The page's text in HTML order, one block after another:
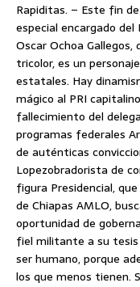
Rapiditas. – Este fin
especial encargado
Oscar Ochoa
tricolor, es un
estatales. Hay
mágico al PRI
fallecimiento del
programas federales
de auténticas
Lopezobradorista de
figura Presidencial,
de Chiapas AMLO,
oportunidad de
fiel militante a su tesis
ser humano, porque
los que menos tienen.